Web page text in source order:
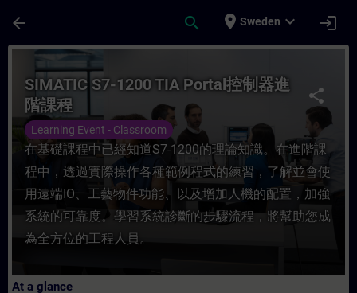
arrow_back search place Sweden expand_more login
Course - SIMATIC S7-1200 TIA Portal控
share
SIMATIC S7-1200 TIA Portal控制器進
階課程
Learning Event - Classroom
在基礎課程中已經知道S7-1200的理論知識。在進階課
程中，透過實際操作各種範例程式的練習，了解並會使
用遠端IO、工藝物件功能、以及增加人機的配置，加強
系統的可靠度。學習系統診斷的步驟流程，將幫助您成
為全方位的工程人員。
At a glance